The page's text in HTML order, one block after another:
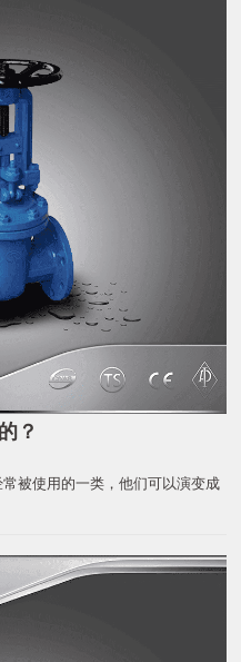
？
被使用的一类，他们可以演变成